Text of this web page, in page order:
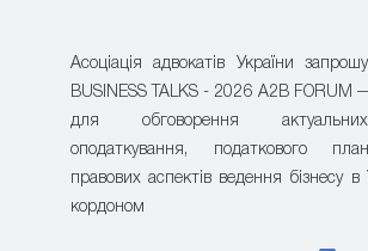
Асоціація адвокатів України
BUSINESS TALKS - 2026 A2B
для обговорення
оподаткування, податкового
правових аспектів ведення бізнесу в
кордоном